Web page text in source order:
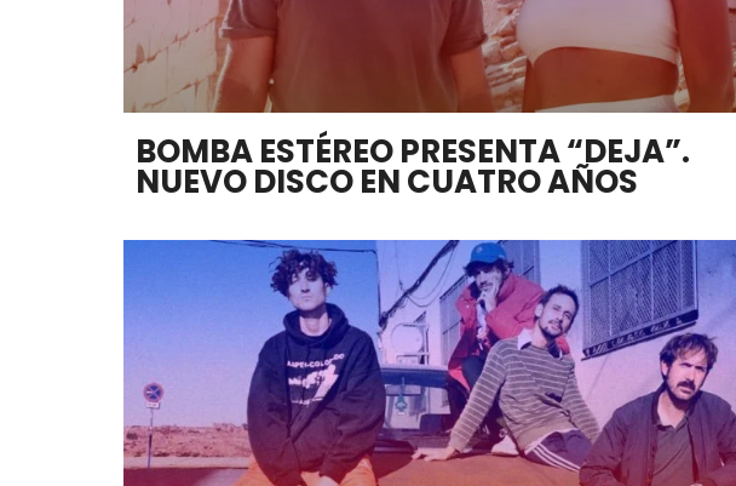
BOMBA ESTÉREO PRESENTA “DEJA”.
NUEVO DISCO EN CUATRO AÑOS